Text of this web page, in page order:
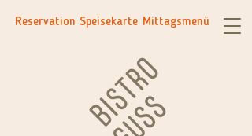
Reservation Mittagsmenü
Speisekarte